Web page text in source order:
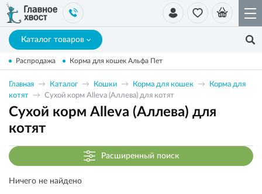
Каталог товаров
Распродажа Корма для кошек Альфа Пет
Главная Каталог Кошки Корма для кошек
Корма для
котят
Сухой корм Alleva (Аллева) для котят
Сухой корм Alleva (Аллева) для
котят
Расширенный поиск
Ничего не найдено